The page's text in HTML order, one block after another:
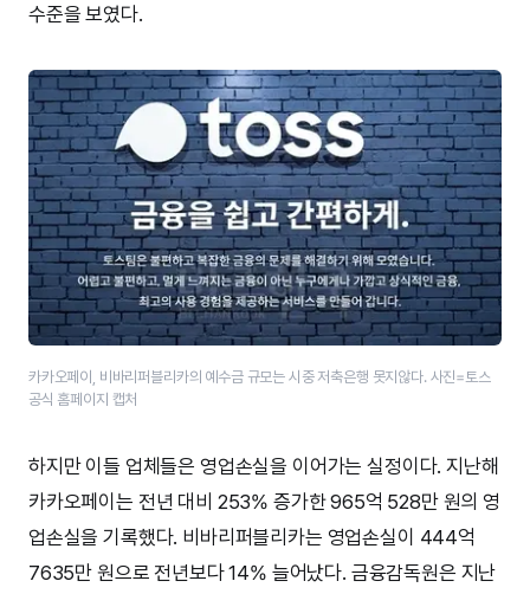
수준을 보였다.
카카오페이, 비바리퍼블리카의 예수금 규모는 시중 저축은행 못지않다. 사진=토스
공식 홈페이지 캡처
하지만 이들 업체들은 영업손실을 이어가는 실정이다. 지난해
카카오페이는 전년 대비 253% 증가한 965억 528만 원의 영
업손실을 기록했다. 비바리퍼블리카는 영업손실이 444억
7635만 원으로 전년보다 14% 늘어났다. 금융감독원은 지난